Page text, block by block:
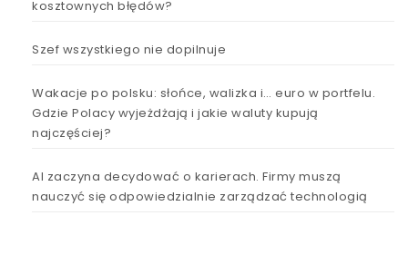
kosztownych błędów?
Szef wszystkiego nie dopilnuje
Wakacje po polsku: słońce, walizka i… euro w portfelu.
Gdzie Polacy wyjeżdżają i jakie waluty kupują
najczęściej?
AI zaczyna decydować o karierach. Firmy muszą
nauczyć się odpowiedzialnie zarządzać technologią